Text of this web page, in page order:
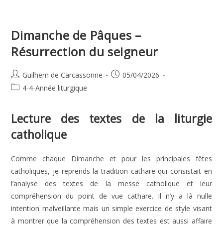
Dimanche de Pâques –
Résurrection du seigneur
Auteur/autrice
de
Guilhem de Carcassonne
Publication
05/04/2026
Post4-4-Année liturgique
Lecture des textes de la liturgie
catholique
Comme chaque Dimanche et pour les principales fêtes
catholiques, je reprends la tradition cathare qui consistait en
l’analyse des textes de la messe catholique et leur
compréhension du point de vue cathare. Il n’y a là nulle
intention malveillante mais un simple exercice de style visant
à montrer que la compréhension des textes est aussi affaire